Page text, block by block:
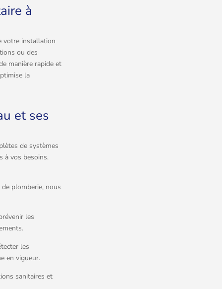
à
votre installation
ou des
manière rapide et
la
et ses
de systèmes
à vos besoins.
plomberie, nous
les
les
en vigueur.
sanitaires et